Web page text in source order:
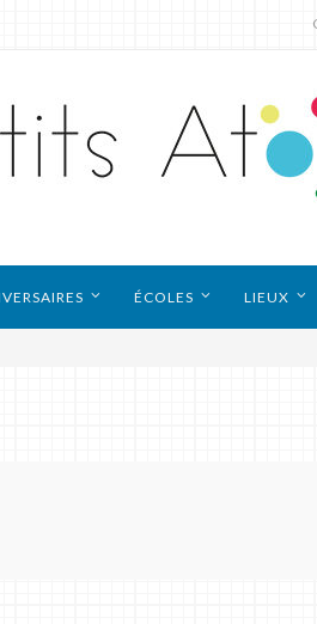
ÉCOLES LIEUX